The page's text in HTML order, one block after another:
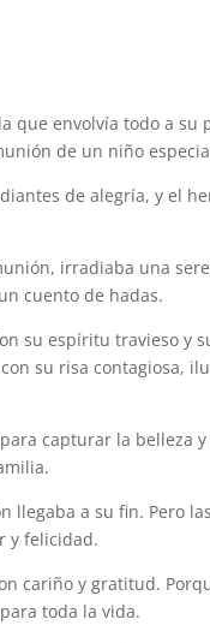
envolvía todo a su
de un niño
de alegría, y el
irradiaba una
cuento de hadas.
su espíritu travieso y
su risa contagiosa,
capturar la belleza
a su fin. Pero
y felicidad.
cariño y gratitud.
toda la vida.